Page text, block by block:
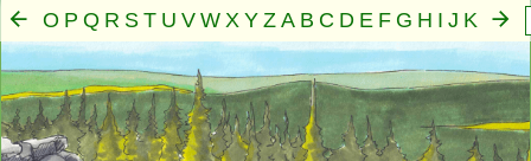
O P Q R S T U V W X Y Z A B C D E F G H I J K
L M N
Mensch·Seele·Geist·Familie·Gemeinschaft·